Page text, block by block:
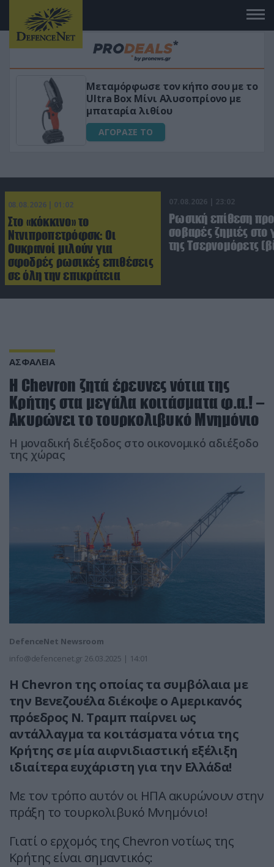
τον κήπο σου με το
Αλυσοπρίονο με
«Μαγική»
για αύξηση της
08.08.2026 | 01:02
Στο «κόκκινο» το
Ντνιπροπετρόφσκ: Οι
Ουκρανοί μιλούν για
σφοδρές ρωσικές επιθέσεις
σε όλη την επικράτεια
07.08.2026 | 23:02
Ρωσική επίθεση
σοβαρές ζημιές στο
της Τσερνομόρετς
ΑΣΦΑΛΕΙΑ
Η Chevron ζητά έρευνες νότια της
Κρήτης στα μεγάλα κοιτάσματα φ.α.! –
Ακυρώνει το τουρκολιβυκό Μνημόνιο
Η μοναδική διέξοδος στο οικονομικό αδιέξοδο
της χώρας
DefenceNet Newsroom
info@defencenet.gr 26.03.2025 | 14:01
Η Chevron της οποίας τα συμβόλαια με
την Βενεζουέλα διέκοψε ο Αμερικανός
πρόεδρος Ν. Τραμπ παίρνει ως
αντάλλαγμα τα κοιτάσματα νότια της
Κρήτης σε μία αιφνιδιαστική εξέλιξη
ιδιαίτερα ευχάριστη για την Ελλάδα!
Με τον τρόπο αυτόν οι ΗΠΑ ακυρώνουν στην
πράξη το τουρκολιβυκό Μνημόνιο!
Γιατί ο ερχομός της Chevron νοτίως της
Κρήτης είναι σημαντικός: